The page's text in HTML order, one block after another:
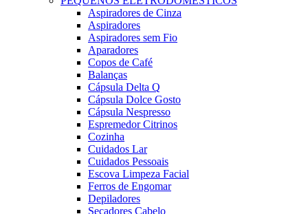
Aspiradores de Cinza
Aspiradores
Aspiradores sem Fio
Aparadores
Copos de Café
Balanças
Cápsula Delta Q
Cápsula Dolce Gosto
Cápsula Nespresso
Espremedor Citrinos
Cozinha
Cuidados Lar
Cuidados Pessoais
Escova Limpeza Facial
Ferros de Engomar
Depiladores
Secadores Cabelo